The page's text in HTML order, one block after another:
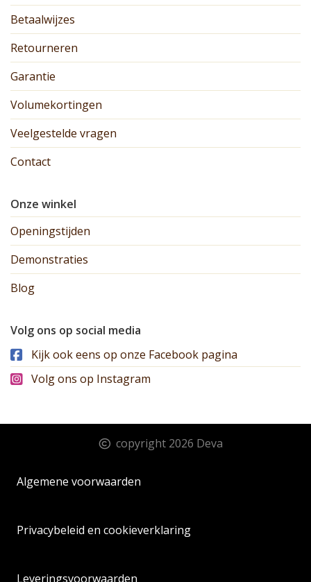
Betaalwijzes
Retourneren
Garantie
Volumekortingen
Veelgestelde vragen
Contact
Onze winkel
Openingstijden
Demonstraties
Blog
Volg ons op social media
Kijk ook eens op onze Facebook pagina
Volg ons op Instagram
copyright 2026 Deva
Algemene voorwaarden
Privacybeleid en cookieverklaring
Leveringsvoorwaarden